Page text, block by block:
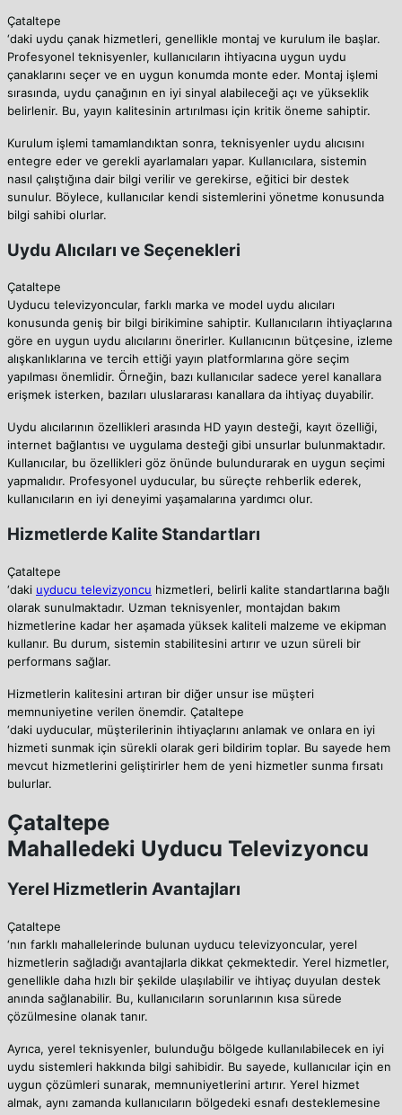
Çataltepe
‘daki uydu çanak hizmetleri, genellikle montaj ve kurulum ile başlar.
Profesyonel teknisyenler, kullanıcıların ihtiyacına uygun uydu
çanaklarını seçer ve en uygun konumda monte eder. Montaj işlemi
sırasında, uydu çanağının en iyi sinyal alabileceği açı ve yükseklik
belirlenir. Bu, yayın kalitesinin artırılması için kritik öneme sahiptir.
Kurulum işlemi tamamlandıktan sonra, teknisyenler uydu alıcısını
entegre eder ve gerekli ayarlamaları yapar. Kullanıcılara, sistemin
nasıl çalıştığına dair bilgi verilir ve gerekirse, eğitici bir destek
sunulur. Böylece, kullanıcılar kendi sistemlerini yönetme konusunda
bilgi sahibi olurlar.
Uydu Alıcıları ve Seçenekleri
Çataltepe
Uyducu televizyoncular, farklı marka ve model uydu alıcıları
konusunda geniş bir bilgi birikimine sahiptir. Kullanıcıların ihtiyaçlarına
göre en uygun uydu alıcılarını önerirler. Kullanıcının bütçesine, izleme
alışkanlıklarına ve tercih ettiği yayın platformlarına göre seçim
yapılması önemlidir. Örneğin, bazı kullanıcılar sadece yerel kanallara
erişmek isterken, bazıları uluslararası kanallara da ihtiyaç duyabilir.
Uydu alıcılarının özellikleri arasında HD yayın desteği, kayıt özelliği,
internet bağlantısı ve uygulama desteği gibi unsurlar bulunmaktadır.
Kullanıcılar, bu özellikleri göz önünde bulundurarak en uygun seçimi
yapmalıdır. Profesyonel uyducular, bu süreçte rehberlik ederek,
kullanıcıların en iyi deneyimi yaşamalarına yardımcı olur.
Hizmetlerde Kalite Standartları
Çataltepe
‘daki uyducu televizyoncu hizmetleri, belirli kalite standartlarına bağlı
olarak sunulmaktadır. Uzman teknisyenler, montajdan bakım
hizmetlerine kadar her aşamada yüksek kaliteli malzeme ve ekipman
kullanır. Bu durum, sistemin stabilitesini artırır ve uzun süreli bir
performans sağlar.
Hizmetlerin kalitesini artıran bir diğer unsur ise müşteri
memnuniyetine verilen önemdir. Çataltepe
‘daki uyducular, müşterilerinin ihtiyaçlarını anlamak ve onlara en iyi
hizmeti sunmak için sürekli olarak geri bildirim toplar. Bu sayede hem
mevcut hizmetlerini geliştirirler hem de yeni hizmetler sunma fırsatı
bulurlar.
Çataltepe
Mahalledeki Uyducu Televizyoncu
Yerel Hizmetlerin Avantajları
Çataltepe
‘nın farklı mahallelerinde bulunan uyducu televizyoncular, yerel
hizmetlerin sağladığı avantajlarla dikkat çekmektedir. Yerel hizmetler,
genellikle daha hızlı bir şekilde ulaşılabilir ve ihtiyaç duyulan destek
anında sağlanabilir. Bu, kullanıcıların sorunlarının kısa sürede
çözülmesine olanak tanır.
Ayrıca, yerel teknisyenler, bulunduğu bölgede kullanılabilecek en iyi
uydu sistemleri hakkında bilgi sahibidir. Bu sayede, kullanıcılar için en
uygun çözümleri sunarak, memnuniyetlerini artırır. Yerel hizmet
almak, aynı zamanda kullanıcıların bölgedeki esnafı desteklemesine